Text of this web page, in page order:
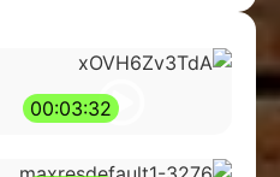
00:03:32